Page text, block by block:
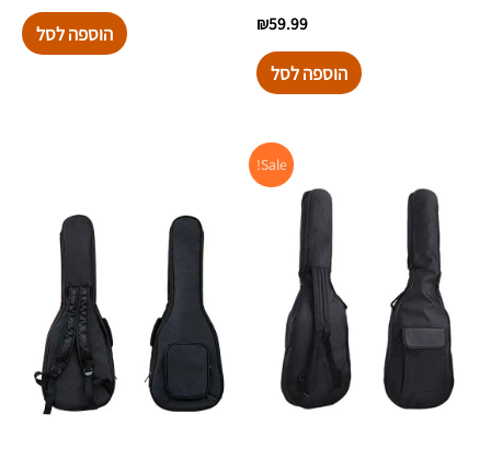
₪59.99
הוספה לסל
הוספה לסל
Sale!
המחיר
המקורי
היה:
₪120.00.
המחיר
הנוכחי